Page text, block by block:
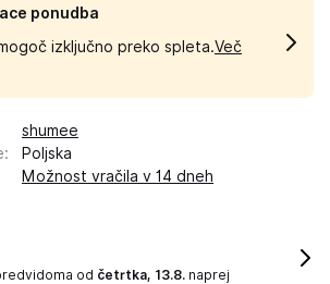
ponudba
izključno preko spleta.Več
shumee
:
Poljska
Možnost vračila v 14 dneh
od četrtka, 13.8. naprej